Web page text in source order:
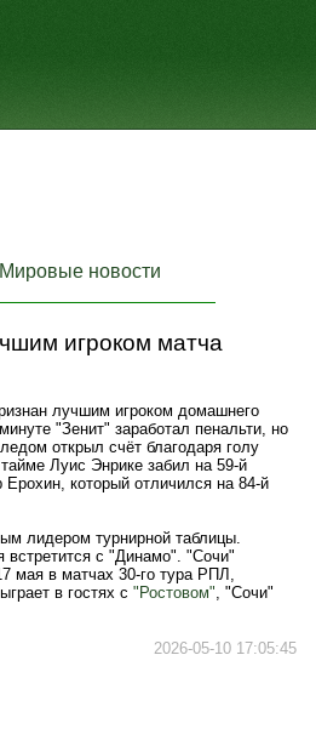
Мировые новости
игроком матча
лучшим игроком домашнего
"Зенит" заработал пенальти, но
открыл счёт благодаря голу
Луис Энрике забил на 59-й
который отличился на 84-й
лидером турнирной таблицы.
встретится с "Динамо". "Сочи"
мая в матчах 30-го тура РПЛ,
в гостях с "Ростовом", "Сочи"
2026-05-10 17:05:45